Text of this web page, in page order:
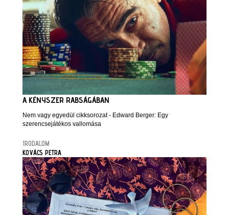
A KÉNYSZER RABSÁGÁBAN
Nem vagy egyedül cikksorozat - Edward Berger: Egy
szerencsejátékos vallomása
IRODALOM
KOVÁCS PETRA